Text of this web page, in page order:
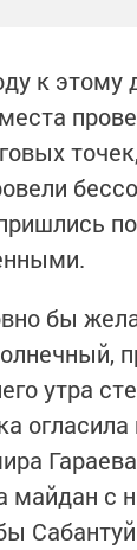
к этому
бы
утра
майдан с